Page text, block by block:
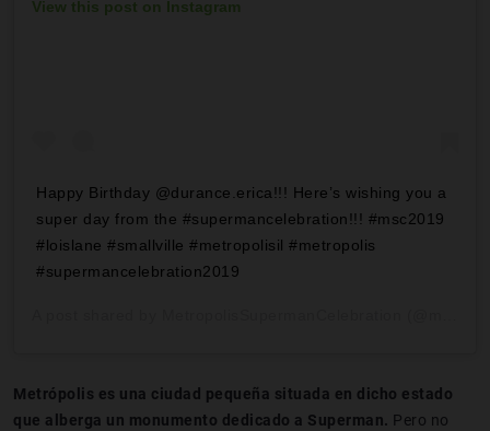
View this post on Instagram
Happy Birthday @durance.erica!!! Here’s wishing you a
super day from the #supermancelebration!!! #msc2019
#loislane #smallville #metropolisil #metropolis
#supermancelebration2019
Metrópolis es una ciudad pequeña situada en dicho estado
que alberga un monumento dedicado a Superman. Pero no